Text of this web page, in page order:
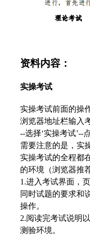
资料内容：
实操考试
实操考试前面的操
浏览器地址栏输入
--选择‘实操考试’--
需要注意的是，实
实操考试的全程都
的环境（浏览器推
1.进入考试界面，
同时试题的要求和
操作。
2.阅读完考试说明
测验环境。